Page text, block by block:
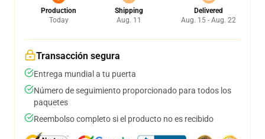
Production
Today
Shipping
Aug. 11
Delivered
Aug. 15 - Aug. 22
Transacción segura
Entrega mundial a tu puerta
Número de seguimiento proporcionado para todos los
paquetes
Reembolso completo si el producto no es recibido